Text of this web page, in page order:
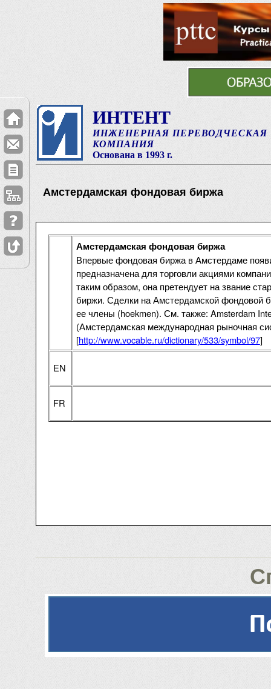
ИНТЕНТ
ИНЖЕНЕРНАЯ ПЕРЕВОДЧЕСКАЯ
КОМПАНИЯ
Основана в 1993 г.
Амстердамская фондовая биржа
Амстердамская фондовая биржа
Впервые фондовая биржа в Амстердаме
предназначена для торговли акциями
таким образом, она претендует на звание
биржи. Сделки на Амстердамской фондовой
ее члены (hoekmen). См. также: Amsterdam
(Амстердамская международная рыночная
[http://www.vocable.ru/dictionary/533/symbol/97]
EN
FR